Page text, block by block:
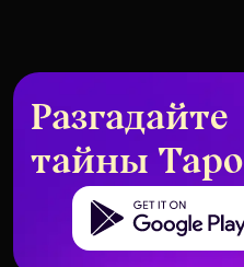
Разгадайте
тайны Таро
Get it on Google Play